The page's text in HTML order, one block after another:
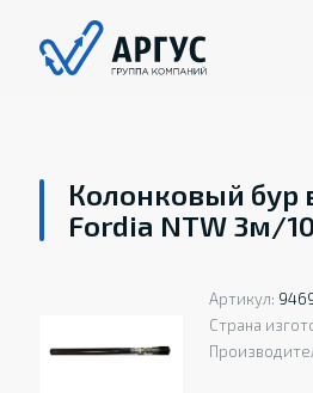
Колонковый бур
Fordia NTW 3м/
Артикул:
Страна